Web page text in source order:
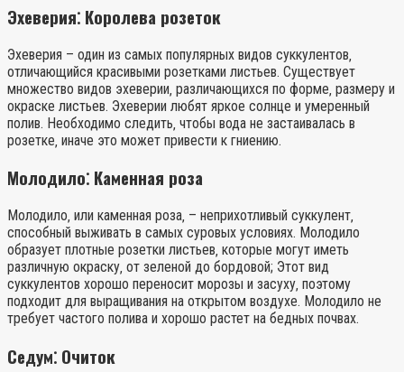
Эхеверия⁚ Королева розеток
Эхеверия – один из самых популярных видов суккулентов‚
отличающийся красивыми розетками листьев. Существует
множество видов эхеверии‚ различающихся по форме‚ размеру и
окраске листьев. Эхеверии любят яркое солнце и умеренный
полив. Необходимо следить‚ чтобы вода не застаивалась в
розетке‚ иначе это может привести к гниению.
Молодило⁚ Каменная роза
Молодило‚ или каменная роза‚ – неприхотливый суккулент‚
способный выживать в самых суровых условиях. Молодило
образует плотные розетки листьев‚ которые могут иметь
различную окраску‚ от зеленой до бордовой; Этот вид
суккулентов хорошо переносит морозы и засуху‚ поэтому
подходит для выращивания на открытом воздухе. Молодило не
требует частого полива и хорошо растет на бедных почвах.
Седум⁚ Очиток